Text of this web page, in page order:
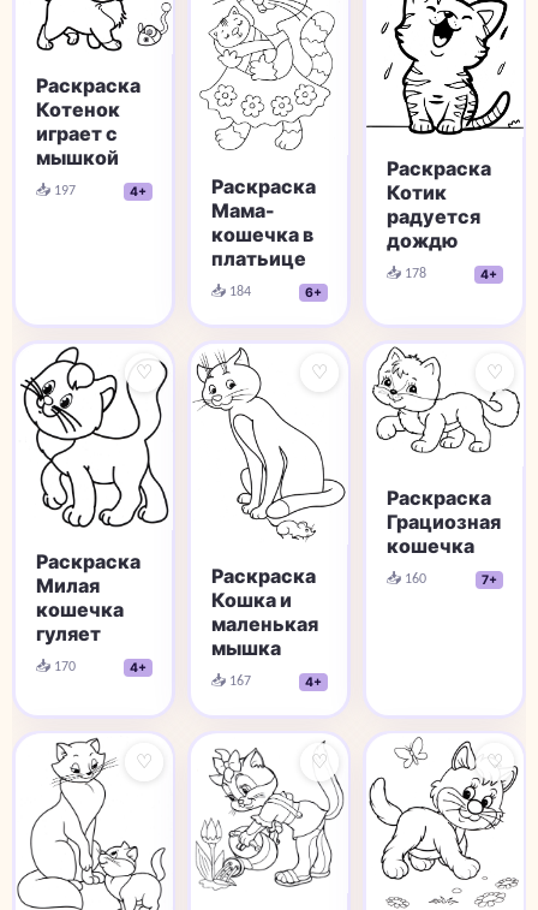
Раскраска
Котенок
играет с
мышкой
📥 197 4+
Раскраска
Мама-
кошечка в
платьице
📥 184 6+
Раскраска
Котик
радуется
дождю
📥 178 4+
♡
Раскраска
Милая
кошечка
гуляет
📥 170 4+
♡
Раскраска
Кошка и
маленькая
мышка
📥 167 4+
♡
Раскраска
Грациозная
кошечка
📥 160 7+
♡ ♡ ♡